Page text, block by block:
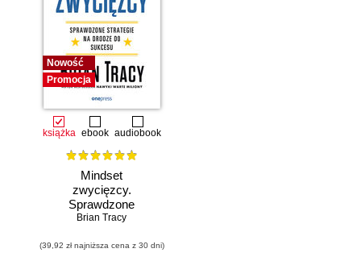
Nowość
Promocja
książka ebook audiobook
Mindset
zwycięzcy.
Sprawdzone
strategie na drodze
Brian Tracy
(39,92 zł najniższa cena z 30 dni)